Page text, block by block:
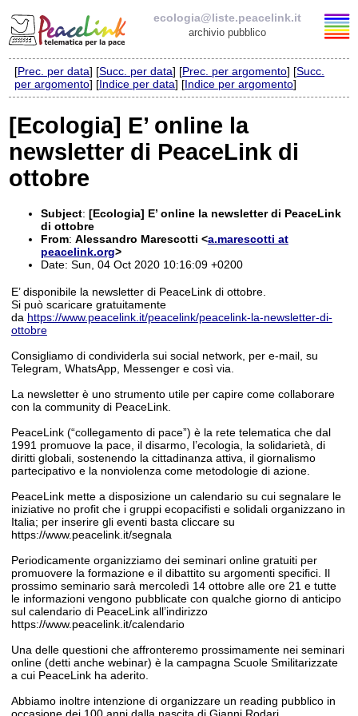
ecologia@liste.peacelink.it
archivio pubblico
Elenco delle liste
Iscrizione / Cancellazione
Policy delle liste di PeaceLink
Informativa sulla privacy
Richieste di rimozione
[Prec. per data] [Succ. per data] [Prec. per argomento] [Succ.
per argomento] [Indice per data] [Indice per argomento]
[Ecologia] E’ online la
newsletter di PeaceLink di
ottobre
Subject: [Ecologia] E’ online la newsletter di PeaceLink
di ottobre
From: Alessandro Marescotti <a.marescotti at
peacelink.org>
Date: Sun, 04 Oct 2020 10:16:09 +0200
E’ disponibile la newsletter di PeaceLink di ottobre.
Si può scaricare gratuitamente
da https://www.peacelink.it/peacelink/peacelink-la-newsletter-di-
ottobre
Consigliamo di condividerla sui social network, per e-mail, su
Telegram, WhatsApp, Messenger e così via.
La newsletter è uno strumento utile per capire come collaborare
con la community di PeaceLink.
PeaceLink (“collegamento di pace”) è la rete telematica che dal
1991 promuove la pace, il disarmo, l’ecologia, la solidarietà, di
diritti globali, sostenendo la cittadinanza attiva, il giornalismo
partecipativo e la nonviolenza come metodologie di azione.
PeaceLink mette a disposizione un calendario su cui segnalare le
iniziative no profit che i gruppi ecopacifisti e solidali organizzano in
Italia; per inserire gli eventi basta cliccare su
https://www.peacelink.it/segnala
Periodicamente organizziamo dei seminari online gratuiti per
promuovere la formazione e il dibattito su argomenti specifici. Il
prossimo seminario sarà mercoledì 14 ottobre alle ore 21 e tutte
le informazioni vengono pubblicate con qualche giorno di anticipo
sul calendario di PeaceLink all’indirizzo
https://www.peacelink.it/calendario
Una delle questioni che affronteremo prossimamente nei seminari
online (detti anche webinar) è la campagna Scuole Smilitarizzate
a cui PeaceLink ha aderito.
Abbiamo inoltre intenzione di organizzare un reading pubblico in
occasione dei 100 anni dalla nascita di Gianni Rodari.